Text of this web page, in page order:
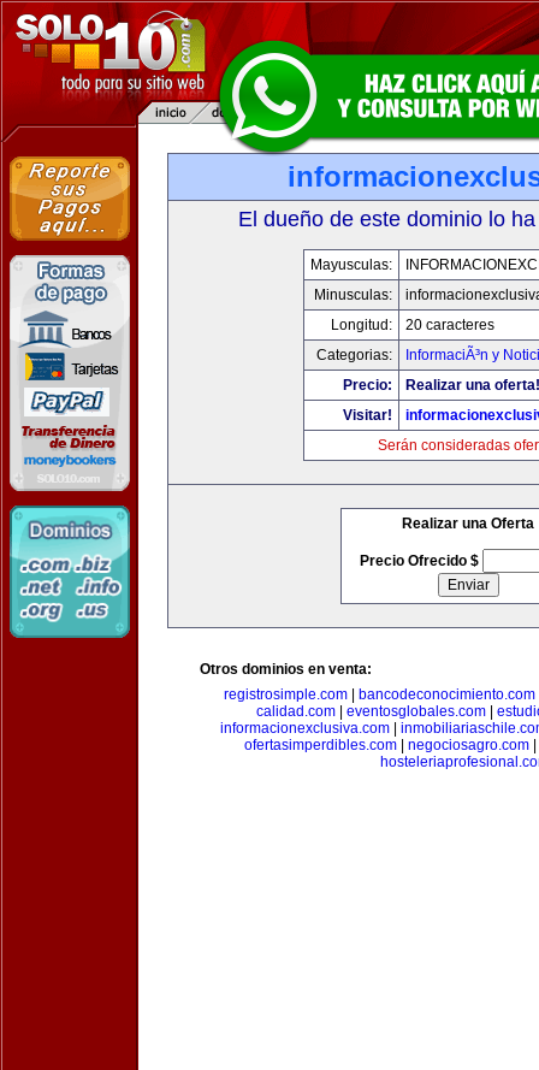
El dueño de este dominio lo
Mayusculas:
Minusculas:
Longitud:
20 caracteres
Categorias:
InformaciÃ³n y
Precio:
Realizar una oferta!
Visitar!
Serán consideradas
Realizar una Oferta
Precio Ofrecido $
Otros dominios en venta:
registrosimple.com
bancodeconocimiento.com
calidad.com
eventosglobales.com
informacionexclusiva.com|
ofertasimperdibles.com
negociosagro.com